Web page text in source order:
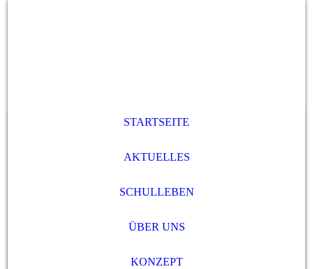
STARTSEITE
AKTUELLES
SCHULLEBEN
ÜBER UNS
KONZEPT